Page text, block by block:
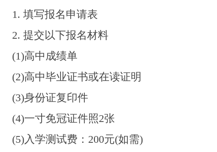
1. 填写报名申请表
2. 提交以下报名材料
(1)高中成绩单
(2)高中毕业证书或在读证明
(3)身份证复印件
(4)一寸免冠证件照2张
(5)入学测试费：200元(如需)